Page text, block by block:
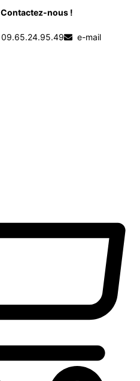
Contactez-nous !
09.65.24.95.49 e-mail